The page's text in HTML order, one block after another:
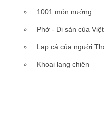
1001 món nướng
Phở - Di sản của
Lạp cá của người
Khoai lang chiên